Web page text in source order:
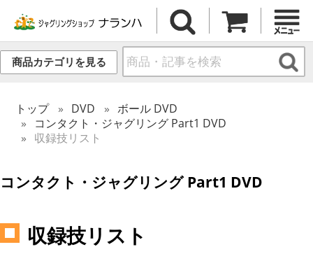
商品カテゴリを見る
トップ DVD
ボール DVD
コンタクト・ジャグリング Part1 DVD
収録技リスト
コンタクト・ジャグリング Part1 DVD
収録技リスト